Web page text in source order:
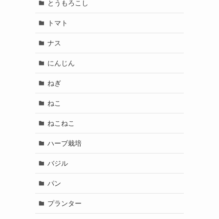
とうもろこし
トマト
ナス
にんじん
ねぎ
ねこ
ねこねこ
ハーブ栽培
バジル
パン
プランター